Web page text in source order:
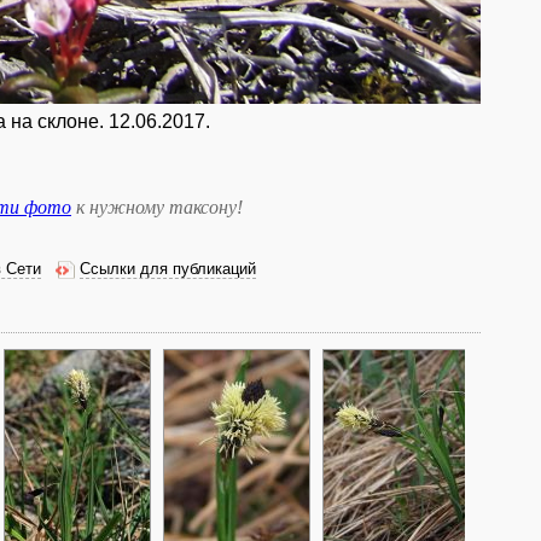
на склоне. 12.06.2017.
фото к нужному таксону!
Сети Ссылки для публикаций